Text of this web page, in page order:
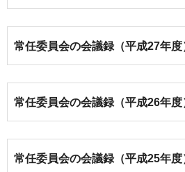
常任委員会の会議録（平成27年度
常任委員会の会議録（平成26年度
常任委員会の会議録（平成25年度